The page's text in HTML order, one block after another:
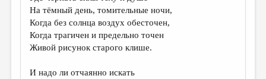
СТРАНИЦЫ ПАМЯТИ
ОБЪЯВЛЕНИЯ
КОЛОНКА РЕДАКТОРА
РЕДКОЛЛЕГИЯ
На тёмный день, томительные ночи,
Когда без солнца воздух обесточен,
Когда трагичен и предельно точен
Живой рисунок старого клише.
И надо ли отчаянно искать